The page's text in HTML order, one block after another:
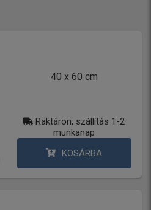
40 x 60 cm
Raktáron, szállítás 1-2
munkanap
KOSÁRBA